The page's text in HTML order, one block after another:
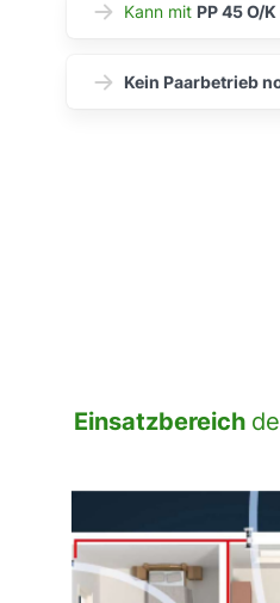
Kann mit PP 45 O/
Kein Paarbetrieb
Einsatzbereich